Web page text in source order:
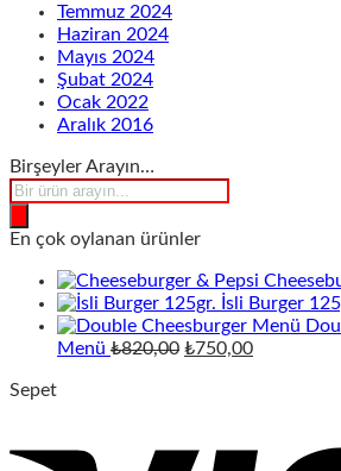
Temmuz 2024
Haziran 2024
Mayıs 2024
Şubat 2024
Ocak 2022
Aralık 2016
Birşeyler Arayın…
Products
search
En çok oylanan ürünler
İsli Burger
Menü ₺820,00 Orijinal
₺750,00Şu
Sepet